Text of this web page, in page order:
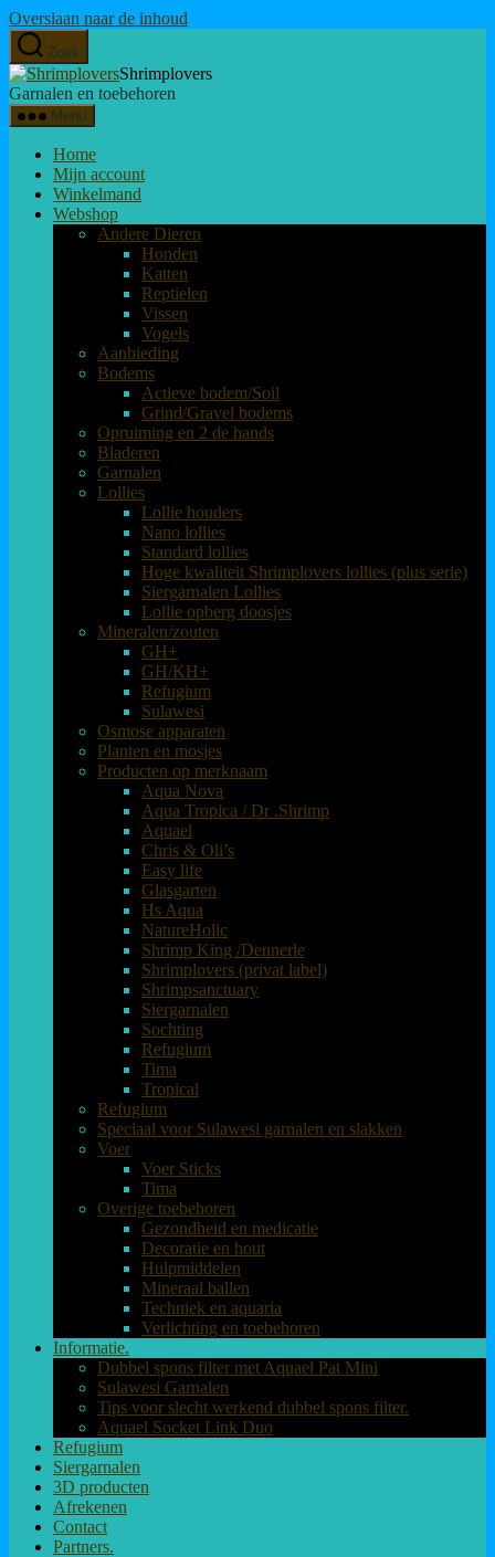
Overslaan naar de inhoud
Zoek
Shrimplovers
Garnalen en toebehoren
Menu
Home
Mijn account
Winkelmand
Webshop
Andere Dieren
Honden
Katten
Reptielen
Vissen
Vogels
Aanbieding
Bodems
Actieve bodem/Soil
Grind/Gravel bodems
Opruiming en 2 de hands
Bladeren
Garnalen
Lollies
Lollie houders
Nano lollies
Standard lollies
Hoge kwaliteit Shrimplovers lollies (plus serie)
Siergarnalen Lollies
Lollie opberg doosjes
Mineralen/zouten
GH+
GH/KH+
Refugium
Sulawesi
Osmose apparaten
Planten en mosjes
Producten op merknaam
Aqua Nova
Aqua Tropica / Dr .Shrimp
Aquael
Chris & Oli’s
Easy life
Glasgarten
Hs Aqua
NatureHolic
Shrimp King /Dennerle
Shrimplovers (privat label)
Shrimpsanctuary
Siergarnalen
Sochting
Refugium
Tima
Tropical
Refugium
Speciaal voor Sulawesi garnalen en slakken
Voer
Voer Sticks
Tima
Overige toebehoren
Gezondheid en medicatie
Decoratie en hout
Hulpmiddelen
Mineraal ballen
Techniek en aquaria
Verlichting en toebehoren
Informatie.
Dubbel spons filter met Aquael Pat Mini
Sulawesi Garnalen
Tips voor slecht werkend dubbel spons filter.
Aquael Socket Link Duo
Refugium
Siergarnalen
3D producten
Afrekenen
Contact
Partners.